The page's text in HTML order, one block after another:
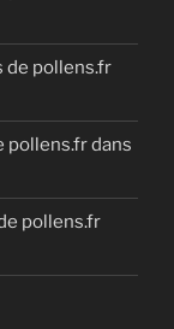
de pollens.fr
pollens.fr dans
pollens.fr